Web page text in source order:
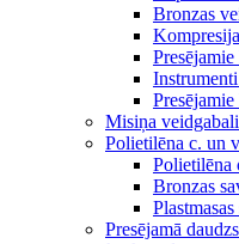
Bronzas
Misiņa
Polietilēna c. un
Polietilēna
Bronzas
Presējamā